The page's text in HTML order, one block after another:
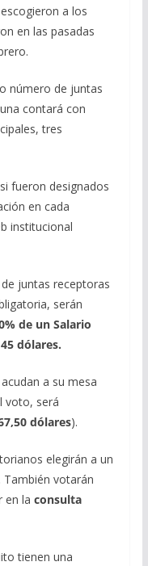
a los
en las pasadas
número de juntas
contará con
tres
fueron designados
en cada
institucional
juntas receptoras
serán
de un Salario
45 dólares.
a su mesa
voto, será
dólares).
elegirán a un
También votarán
en la consulta
tienen una